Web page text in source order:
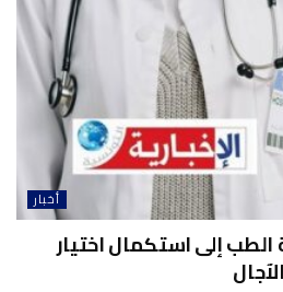
أخبار
الطب إلى استكمال اختيار